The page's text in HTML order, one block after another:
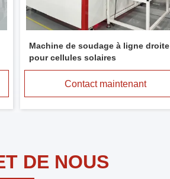
Machine de soudage à ligne droite
pour cellules solaires
Contact maintenant
DE NOUS